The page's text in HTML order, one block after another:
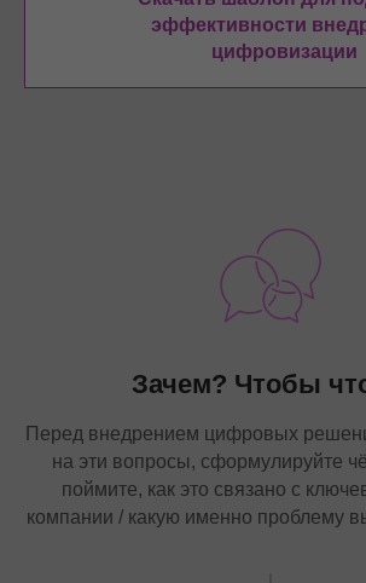
эффективности
цифровизации
Зачем? Чтобы
Перед внедрением цифровых
на эти вопросы, сформулируйте
поймите, как это связано с
компании / какую именно проблему